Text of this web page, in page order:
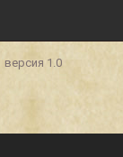
версия 1.0